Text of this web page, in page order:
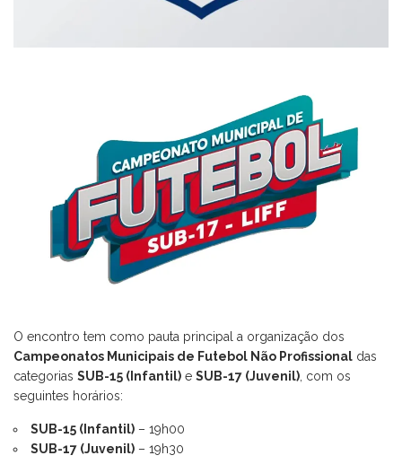
O encontro tem como pauta principal a organização dos
Campeonatos Municipais de Futebol Não Profissional das
categorias SUB-15 (Infantil) e SUB-17 (Juvenil) , com os
seguintes horários:
SUB-15 (Infantil) – 19h00
SUB-17 (Juvenil) – 19h30